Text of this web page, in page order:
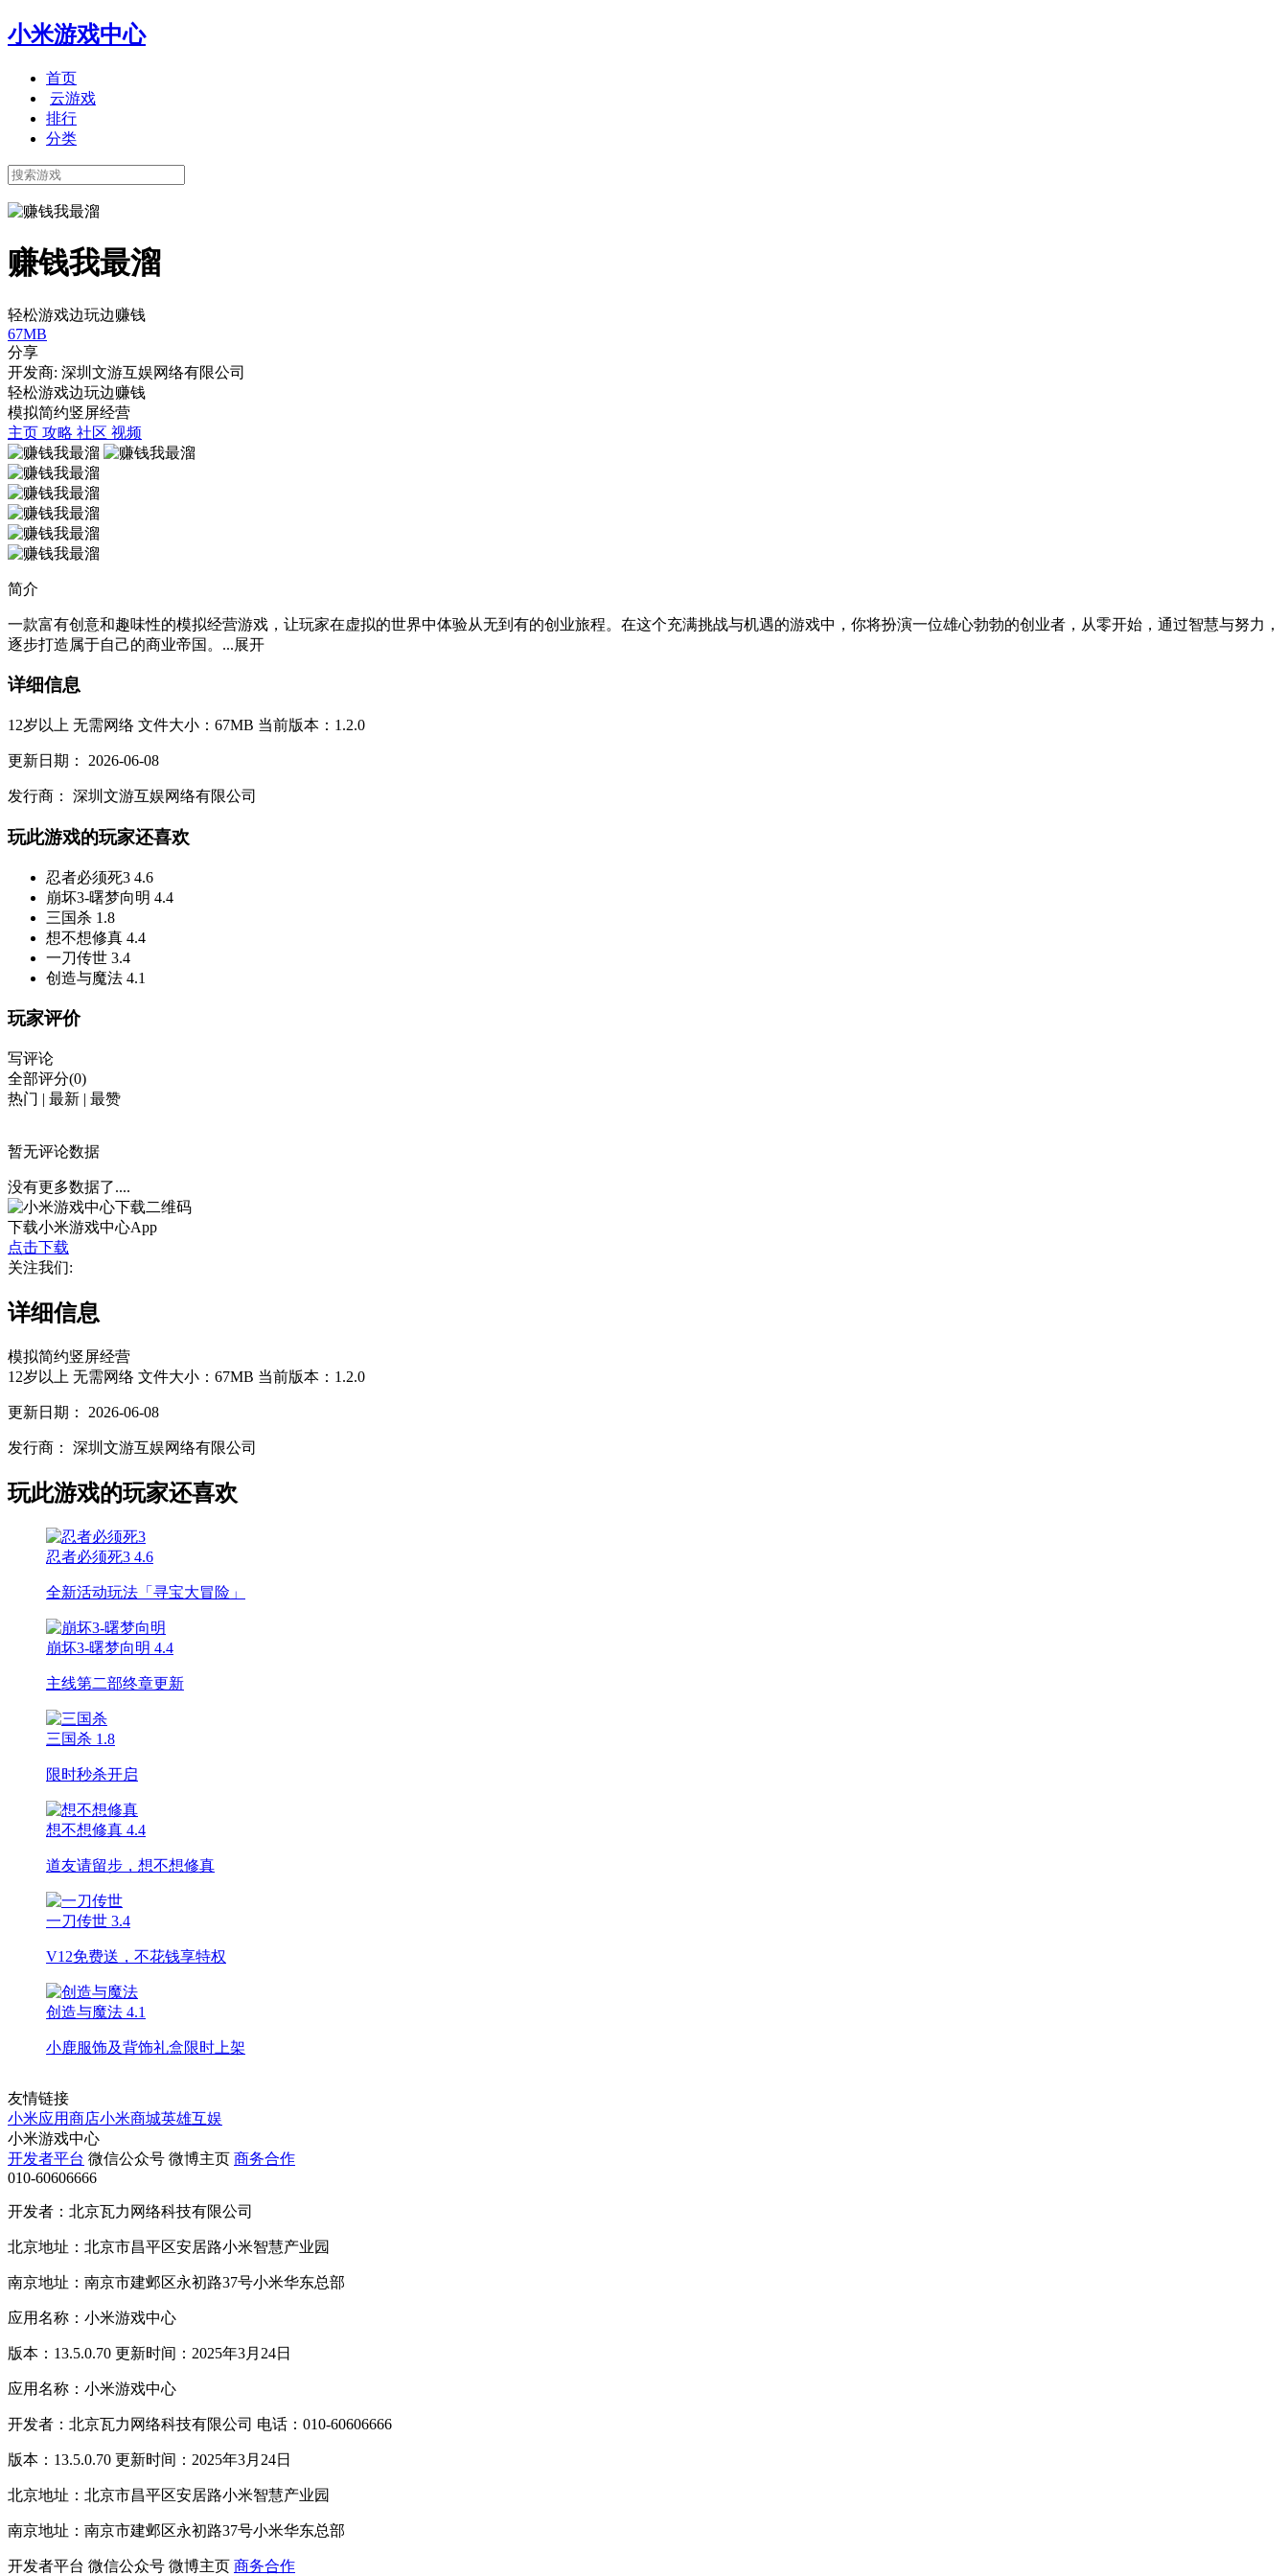
小米游戏中心
首页
云游戏
排行
分类
赚钱我最溜
轻松游戏边玩边赚钱
67MB
分享
开发商: 深圳文游互娱网络有限公司
轻松游戏边玩边赚钱
模拟简约竖屏经营
主页 攻略 社区 视频
简介
一款富有创意和趣味性的模拟经营游戏，让玩家在虚拟的世界中体验从无到有的创业旅程。在这个充满挑战与机遇的游戏中，你将扮演一位雄心勃勃的创业者，从零开始，通过智慧与努力，
逐步打造属于自己的商业帝国。...展开
详细信息
12岁以上 无需网络 文件大小：67MB 当前版本：1.2.0
更新日期： 2026-06-08
发行商： 深圳文游互娱网络有限公司
玩此游戏的玩家还喜欢
忍者必须死3 4.6
崩坏3-曙梦向明 4.4
三国杀 1.8
想不想修真 4.4
一刀传世 3.4
创造与魔法 4.1
玩家评价
写评论
全部评分(0)
热门 | 最新 | 最赞
暂无评论数据
没有更多数据了....
下载小米游戏中心App
点击下载
关注我们:
详细信息
模拟简约竖屏经营
12岁以上 无需网络 文件大小：67MB 当前版本：1.2.0
更新日期： 2026-06-08
发行商： 深圳文游互娱网络有限公司
玩此游戏的玩家还喜欢
忍者必须死3 4.6
全新活动玩法「寻宝大冒险」
崩坏3-曙梦向明 4.4
主线第二部终章更新
三国杀 1.8
限时秒杀开启
想不想修真 4.4
道友请留步，想不想修真
一刀传世 3.4
V12免费送，不花钱享特权
创造与魔法 4.1
小鹿服饰及背饰礼盒限时上架
友情链接
小米应用商店小米商城英雄互娱
小米游戏中心
开发者平台 微信公众号 微博主页 商务合作
010-60606666
开发者：北京瓦力网络科技有限公司
北京地址：北京市昌平区安居路小米智慧产业园
南京地址：南京市建邺区永初路37号小米华东总部
应用名称：小米游戏中心
版本：13.5.0.70 更新时间：2025年3月24日
应用名称：小米游戏中心
开发者：北京瓦力网络科技有限公司 电话：010-60606666
版本：13.5.0.70 更新时间：2025年3月24日
北京地址：北京市昌平区安居路小米智慧产业园
南京地址：南京市建邺区永初路37号小米华东总部
开发者平台 微信公众号 微博主页 商务合作